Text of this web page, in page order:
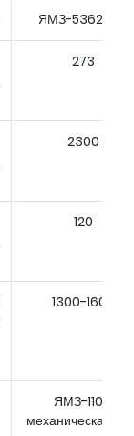
ЯМЗ-53623-10
273
2300
120
1300-1600
ЯМЗ-1105,
механическая, 5